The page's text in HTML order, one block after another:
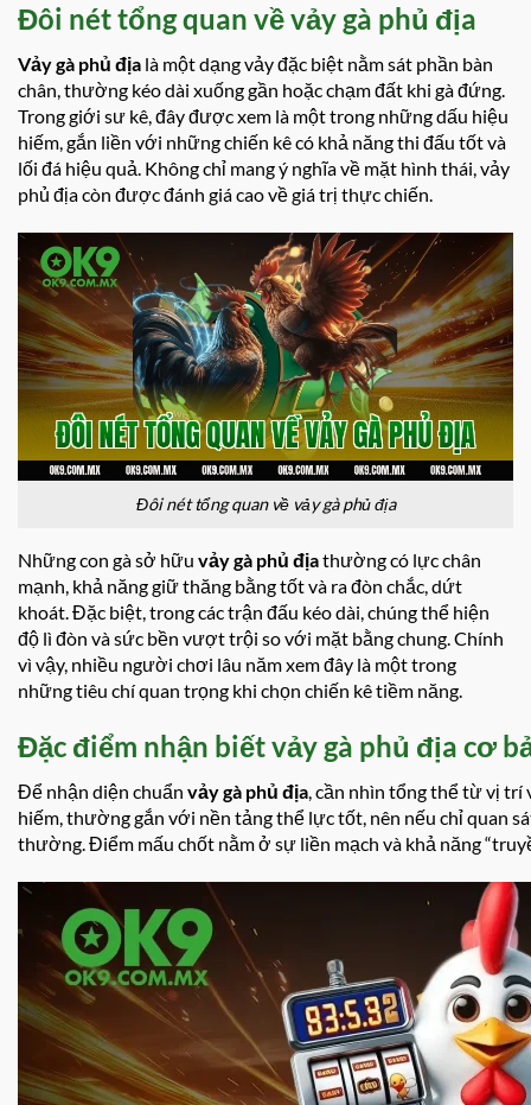
Đôi nét tổng quan về vảy gà phủ địa
Vảy gà phủ địa là một dạng vảy đặc biệt nằm sát phần bàn
chân, thường kéo dài xuống gần hoặc chạm đất khi gà đứng.
Trong giới sư kê, đây được xem là một trong những dấu hiệu
hiếm, gắn liền với những chiến kê có khả năng thi đấu tốt và
lối đá hiệu quả. Không chỉ mang ý nghĩa về mặt hình thái, vảy
phủ địa còn được đánh giá cao về giá trị thực chiến.
Đôi nét tổng quan về vảy gà phủ địa
Những con gà sở hữu vảy gà phủ địathường có lực chân
mạnh, khả năng giữ thăng bằng tốt và ra đòn chắc, dứt
khoát. Đặc biệt, trong các trận đấu kéo dài, chúng thể hiện
độ lì đòn và sức bền vượt trội so với mặt bằng chung. Chính
vì vậy, nhiều người chơi lâu năm xem đây là một trong
những tiêu chí quan trọng khi chọn chiến kê tiềm năng.
Đặc điểm nhận biết vảy gà phủ địa cơ
Để nhận diện chuẩn vảy gà phủ địa, cần nhìn tổng thể từ vị trí
hiếm, thường gắn với nền tảng thể lực tốt, nên nếu chỉ quan
thường. Điểm mấu chốt nằm ở sự liền mạch và khả năng